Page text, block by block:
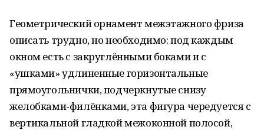
Геометрический орнамент межэтажного фриза
описать трудно, но необходимо: под каждым
окном есть с закруглёнными боками и с
«ушками» удлиненные горизонтальные
прямоугольнички, подчеркнутые снизу
желобками-филёнками, эта фигура чередуется с
вертикальной гладкой межоконной полосой,